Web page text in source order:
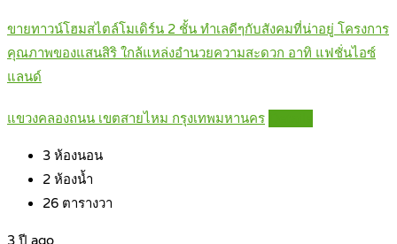
ขายทาวน์โฮมสไตล์โมเดิร์น 2 ชั้น ทำเลดีๆกับสังคมที่น่าอยู่ โครงการ
คุณภาพของแสนสิริ ใกล้แหล่งอำนวยความสะดวก อาทิ แฟชั่นไอซ์
แลนด์
แขวงคลองถนน เขตสายไหม กรุงเทพมหานคร
3 ห้องนอน
2 ห้องน้ำ
26 ตารางวา
3 ปี ago